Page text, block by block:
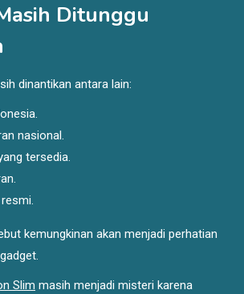
Ditunggu
dinantikan antara lain:
nasional.
tersedia.
kemungkinan akan menjadi perhatian
Slim masih menjadi misteri karena